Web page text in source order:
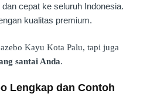
cepat ke seluruh Indonesia.
kualitas premium.
Kayu Kota Palu, tapi juga
santai Anda.
Lengkap dan Contoh